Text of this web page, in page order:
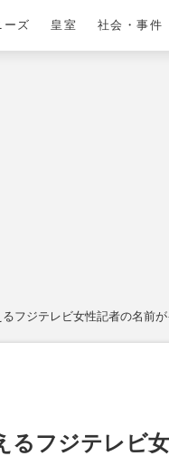
ーズ 皇室 社会・事件
フジテレビ女性記者の名前
るフジテレビ